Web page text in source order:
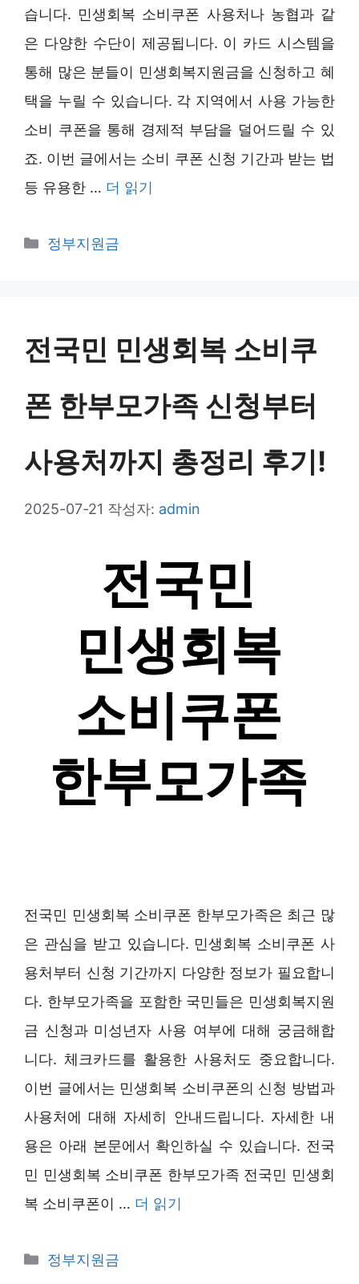
습니다. 민생회복 소비쿠폰 사용처나 농협과 같
은 다양한 수단이 제공됩니다. 이 카드 시스템을
통해 많은 분들이 민생회복지원금을 신청하고 혜
택을 누릴 수 있습니다. 각 지역에서 사용 가능한
소비 쿠폰을 통해 경제적 부담을 덜어드릴 수 있
죠. 이번 글에서는 소비 쿠폰 신청 기간과 받는 법
등 유용한 … 더 읽기
카
정부지원금
전국민 민생회복 소비쿠
폰 한부모가족 신청부터
사용처까지 총정리 후기!
2025-07-21 작성자: admin
전국민 민생회복 소비쿠폰 한부모가족은 최근 많
은 관심을 받고 있습니다. 민생회복 소비쿠폰 사
용처부터 신청 기간까지 다양한 정보가 필요합니
다. 한부모가족을 포함한 국민들은 민생회복지원
금 신청과 미성년자 사용 여부에 대해 궁금해합
니다. 체크카드를 활용한 사용처도 중요합니다.
이번 글에서는 민생회복 소비쿠폰의 신청 방법과
사용처에 대해 자세히 안내드립니다. 자세한 내
용은 아래 본문에서 확인하실 수 있습니다. 전국
민 민생회복 소비쿠폰 한부모가족 전국민 민생회
복 소비쿠폰이 … 더 읽기
카
정부지원금